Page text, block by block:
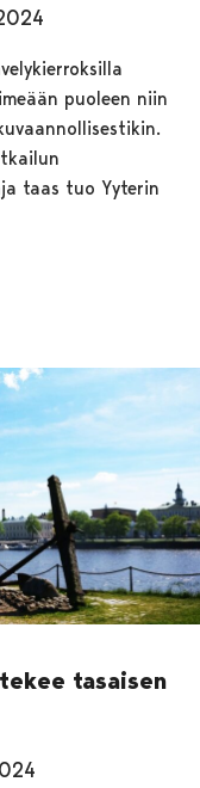
puoleen niin
taas tuo Yyterin
tasaisen